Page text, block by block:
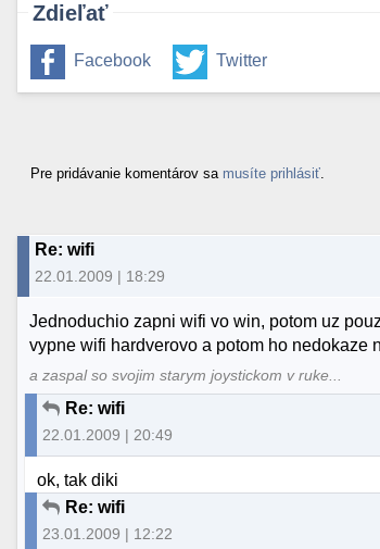
Zdieľať
Facebook Twitter
Pre pridávanie komentárov sa musíte prihlásiť
Re: wifi
22.01.2009 | 18:29
Jednoduchio zapni wifi vo win, potom uz
vypne wifi hardverovo a potom ho nedokaze
a zaspal so svojim starym joystickom v ruke...
Re: wifi
22.01.2009 | 20:49
ok, tak diki
Re: wifi
23.01.2009 | 12:22